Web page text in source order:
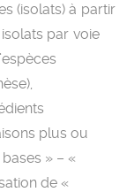
(isolats) à partir
par voie
plus ou
» – «
de «